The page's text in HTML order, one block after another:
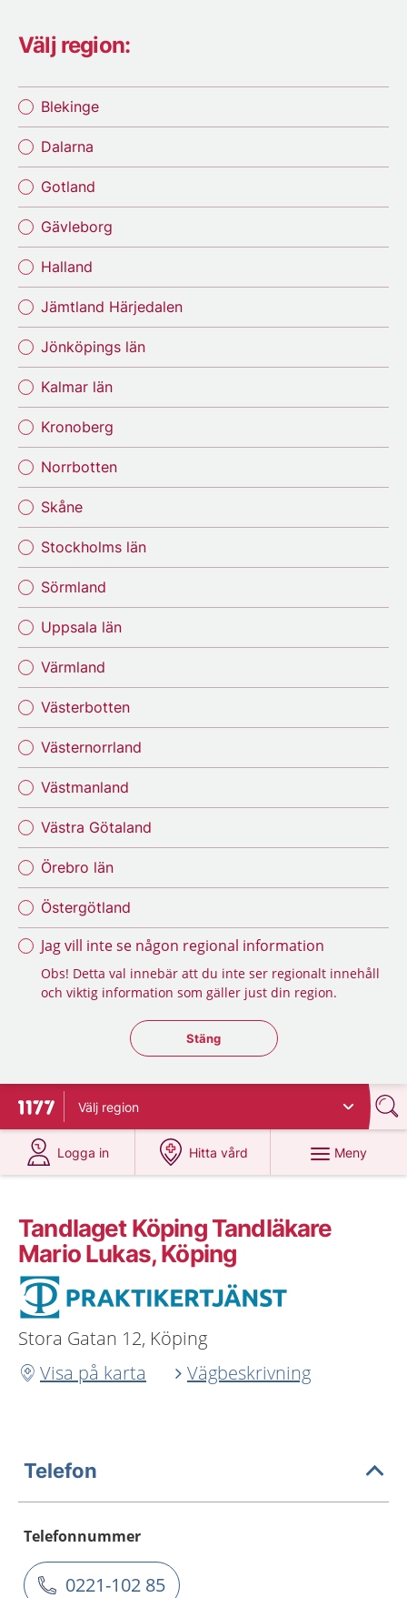
Välj region:
Blekinge
Dalarna
Gotland
Gävleborg
Halland
Jämtland Härjedalen
Jönköpings län
Kalmar län
Kronoberg
Norrbotten
Skåne
Stockholms län
Sörmland
Uppsala län
Värmland
Västerbotten
Västernorrland
Västmanland
Västra Götaland
Örebro län
Östergötland
Jag vill inte se någon regional information
Obs! Detta val innebär att du inte ser regionalt innehåll
och viktig information som gäller just din region.
Stäng regionsväljaren
Stäng
Till startsidan för 1177
Välj region
Logga in
på 1177.se
Hitta vård
på 1177.se
Meny
Tandlaget Köping Tandläkare
Mario Lukas, Köping
Stora Gatan 12, Köping
Visa på karta
Vägbeskrivning
Telefon
Telefonnummer
0221-102 85